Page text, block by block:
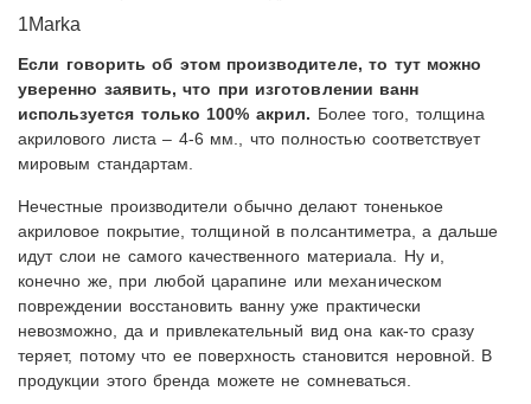
1Marka
Если говорить об этом производителе, то тут можно
уверенно заявить, что при изготовлении ванн
используется только 100% акрил. Более того, толщина
акрилового листа – 4-6 мм., что полностью соответствует
мировым стандартам.
Нечестные производители обычно делают тоненькое
акриловое покрытие, толщиной в полсантиметра, а дальше
идут слои не самого качественного материала. Ну и,
конечно же, при любой царапине или механическом
повреждении восстановить ванну уже практически
невозможно, да и привлекательный вид она как-то сразу
теряет, потому что ее поверхность становится неровной. В
продукции этого бренда можете не сомневаться.